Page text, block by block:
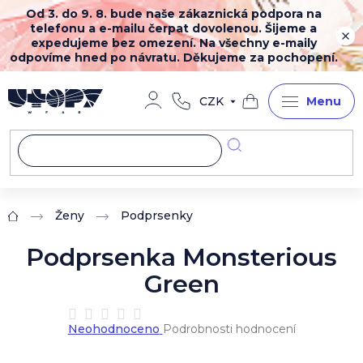
Přejít
na
obsah
Od 3. do 9. 8. bude naše zákaznická podpora na
telefonu a e-mailu čerpat dovolenou. Šijeme a
expedujeme bez omezení. Na všechny e-maily
odpovíme hned po návratu. Děkujeme za pochopení.
CZK
Nákupní
košík
Domů Ženy Podprsenky
Podprsenka Monsterious
Green
Průměrné
hodnocení
Neohodnoceno Podrobnosti hodnocení